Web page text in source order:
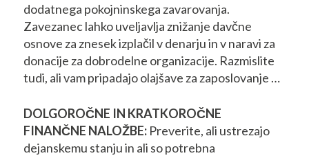
dodatnega pokojninskega zavarovanja.
Zavezanec lahko uveljavlja znižanje davčne
osnove za znesek izplačil v denarju in v naravi za
donacije za dobrodelne organizacije. Razmislite
tudi, ali vam pripadajo olajšave za zaposlovanje …
DOLGOROČNE IN KRATKOROČNE
FINANČNE NALOŽBE: Preverite, ali ustrezajo
dejanskemu stanju in ali so potrebna